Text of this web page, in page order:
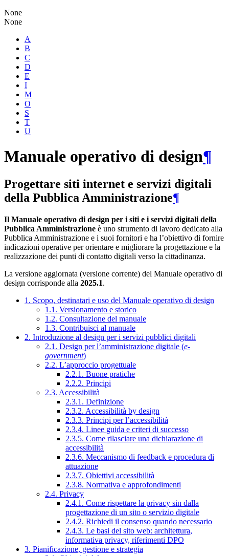
None
None
A
B
C
D
E
I
M
O
S
T
U
Manuale operativo di design¶
Progettare siti internet e servizi digitali
della Pubblica Amministrazione¶
Il Manuale operativo di design per i siti e i servizi digitali della
Pubblica Amministrazione è uno strumento di lavoro dedicato alla
Pubblica Amministrazione e i suoi fornitori e ha l’obiettivo di fornire
indicazioni operative per orientare e migliorare la progettazione e la
realizzazione dei punti di contatto digitali verso la cittadinanza.
La versione aggiornata (versione corrente) del Manuale operativo di
design corrisponde alla 2025.1.
1. Scopo, destinatari e uso del Manuale operativo di design
1.1. Versionamento e storico
1.2. Consultazione del manuale
1.3. Contribuisci al manuale
2. Introduzione al design per i servizi pubblici digitali
2.1. Design per l’amministrazione digitale (e-
government)
2.2. L’approccio progettuale
2.2.1. Buone pratiche
2.2.2. Principi
2.3. Accessibilità
2.3.1. Definizione
2.3.2. Accessibilità by design
2.3.3. Principi per l’accessibilità
2.3.4. Linee guida e criteri di successo
2.3.5. Come rilasciare una dichiarazione di
accessibilità
2.3.6. Meccanismo di feedback e procedura di
attuazione
2.3.7. Obiettivi accessibilità
2.3.8. Normativa e approfondimenti
2.4. Privacy
2.4.1. Come rispettare la privacy sin dalla
progettazione di un sito o servizio digitale
2.4.2. Richiedi il consenso quando necessario
2.4.3. Le basi del sito web: architettura,
informativa privacy, riferimenti DPO
3. Pianificazione, gestione e strategia